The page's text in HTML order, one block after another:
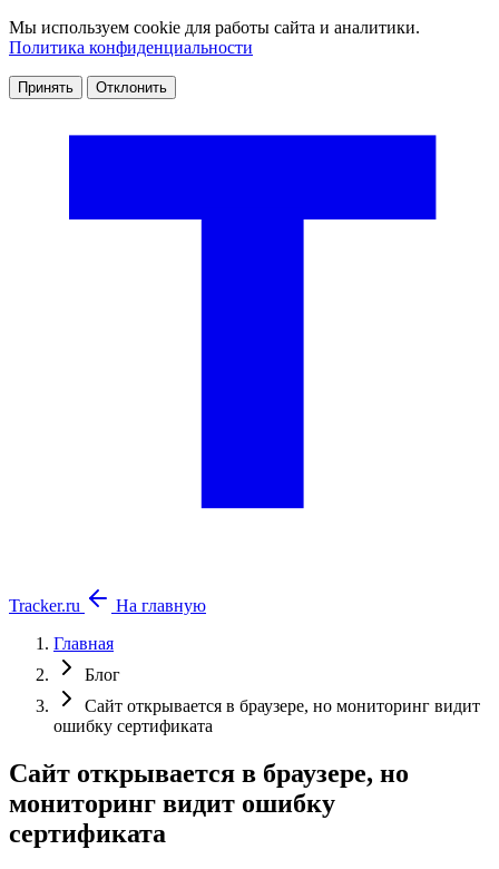
Мы используем cookie для работы сайта и аналитики.
Политика конфиденциальности
Принять Отклонить
Tracker.ru
На главную
Главная
Блог
Сайт открывается в браузере, но мониторинг видит
ошибку сертификата
Сайт открывается в браузере, но
мониторинг видит ошибку
сертификата